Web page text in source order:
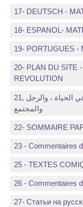
17- DEUTSCH -
18- ESPANOL-
19- PORTUGUES -
20- PLAN DU SITE
REVOLUTION
21, مواد والثورة : من هذه المسألة ، في الحياة ، والرجل
والمجتمع
22- SOMMAIRE
23 - Commentaires
25 - TEXTES
26 - Commentaires
27- Статьи на